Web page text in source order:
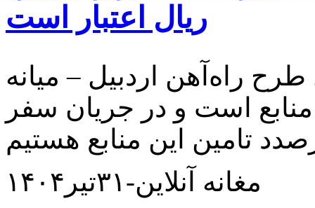
ریال اعتبار است
راه‌آهن اردبیل – میانه
ریال منابع است و در جریان سفر
مغانه آنلاین-۳۱تیر۱۴۰۴